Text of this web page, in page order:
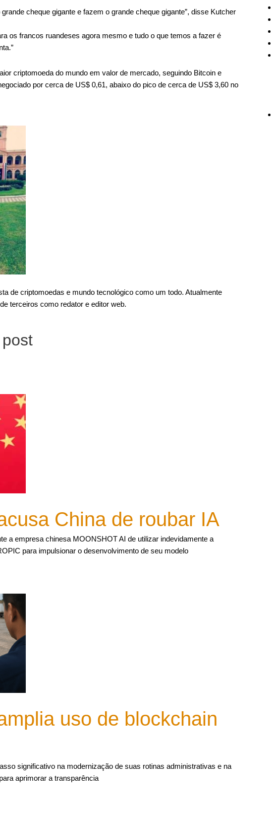
cheque gigante e fazem o grande cheque gigante”, disse Kutcher
os francos ruandeses agora mesmo e tudo o que temos a fazer é
criptomoeda do mundo em valor de mercado, seguindo Bitcoin e
por cerca de US$ 0,61, abaixo do pico de cerca de US$ 3,60 no
de criptomoedas e mundo tecnológico como um todo. Atualmente
terceiros como redator e editor web.
China de roubar IA
a empresa chinesa MOONSHOT AI de utilizar indevidamente a
para impulsionar o desenvolvimento de seu modelo
uso de blockchain
significativo na modernização de suas rotinas administrativas e na
aprimorar a transparência